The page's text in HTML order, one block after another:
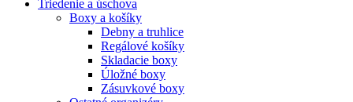
Triedenie a úschova
Boxy a košíky
Debny a truhlice
Regálové košíky
Skladacie boxy
Úložné boxy
Zásuvkové boxy